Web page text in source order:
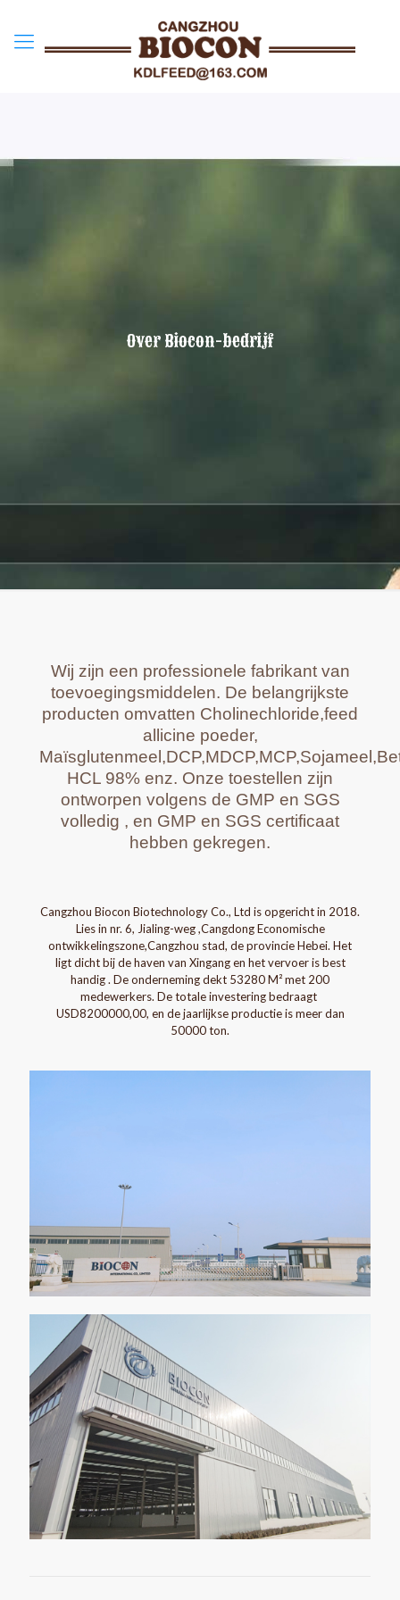
Over Biocon-bedrijf
Wij zijn een professionele fabrikant van
toevoegingsmiddelen. De belangrijkste
producten omvatten Cholinechloride,feed
allicine poeder,
HCL 98% enz. Onze toestellen zijn
ontworpen volgens de GMP en SGS
volledig , en GMP en SGS certificaat
hebben gekregen.
Cangzhou Biocon Biotechnology Co., Ltd is opgericht in 2018.
Lies in nr. 6, Jialing-weg ,Cangdong Economische
ontwikkelingszone,Cangzhou stad, de provincie Hebei. Het
ligt dicht bij de haven van Xingang en het vervoer is best
handig . De onderneming dekt 53280 M² met 200
medewerkers. De totale investering bedraagt ​​
USD8200000,00, en de jaarlijkse productie is meer dan
50000 ton.